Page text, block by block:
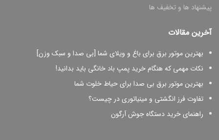
پیشنهاد ها و تخفیف ها
آخرین مقالات
بهترین موتور برق برای باغ و ویلای شما [بی صدا و سبک وزن]
نکات مهمی که هنگام خرید پمپ باد خانگی باید بدانید!
بهترین موتور برق بی صدا برای حیاط خلوت شما
تفاوت فرز انگشتی و مینیاتوری در چیست؟
راهنمای خرید دستگاه جوش آرگون